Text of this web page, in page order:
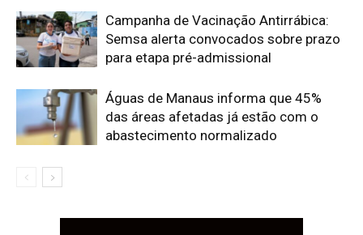
Campanha de Vacinação Antirrábica:
Semsa alerta convocados sobre prazo
para etapa pré-admissional
Águas de Manaus informa que 45%
das áreas afetadas já estão com o
abastecimento normalizado